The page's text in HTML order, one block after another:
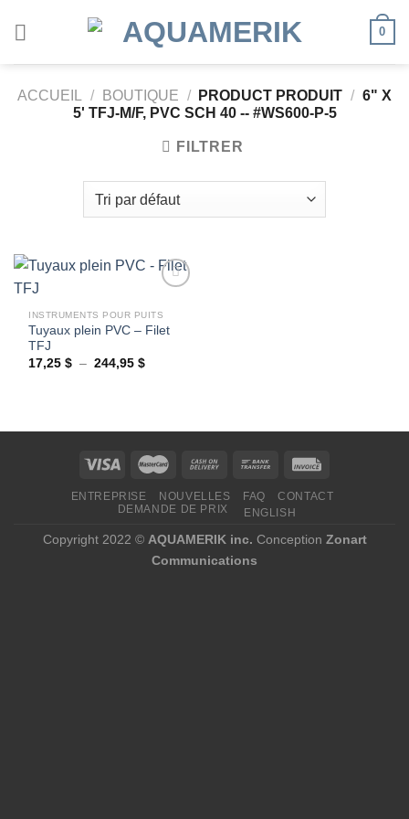
0
ACCUEIL / BOUTIQUE / PRODUCT PRODUIT / 6" X
5' TFJ-M/F, PVC SCH 40 -- #WS600-P-5
FILTRER
Ajouter
INSTRUMENTS POUR PUITS
Tuyaux plein PVC – Filet
TFJ
17,25$ – 244,95$Plage
ENTREPRISE NOUVELLES FAQ
CONTACT
DEMANDE DE PRIX
ENGLISH
Copyright 2022 © AQUAMERIK inc. Conception Zonart
Communications